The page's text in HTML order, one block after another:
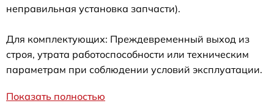
неправильная установка запчасти).
Для комплектующих: Преждевременный выход из
строя, утрата работоспособности или техническим
параметрам при соблюдении условий эксплуатации.
Показать полностью